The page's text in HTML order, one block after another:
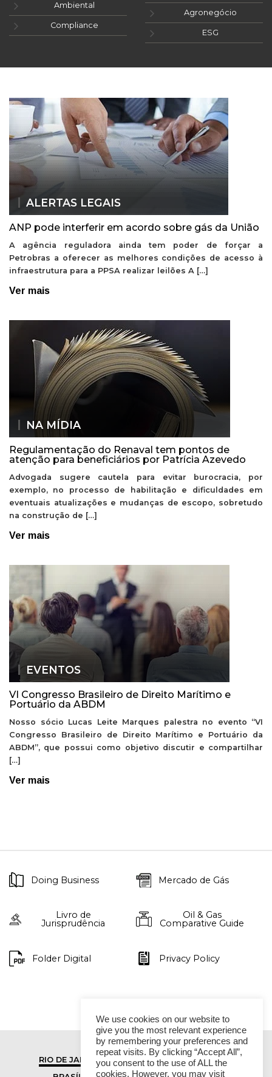
Ambiental
Compliance
Agronegócio
ESG
ALERTAS LEGAIS
ANP pode interferir em acordo sobre gás da União
A agência reguladora ainda tem poder de forçar a
Petrobras a oferecer as melhores condições de acesso à
infraestrutura para a PPSA realizar leilões A […]
Ver mais
NA MÍDIA
Regulamentação do Renaval tem pontos de
atenção para beneficiários por Patrícia Azevedo
Advogada sugere cautela para evitar burocracia, por
exemplo, no processo de habilitação e dificuldades em
eventuais atualizações e mudanças de escopo, sobretudo
na construção de […]
Ver mais
EVENTOS
VI Congresso Brasileiro de Direito Marítimo e
Portuário da ABDM
Nosso sócio Lucas Leite Marques palestra no evento “VI
Congresso Brasileiro de Direito Marítimo e Portuário da
ABDM”, que possui como objetivo discutir e compartilhar
[…]
Ver mais
Doing Business Mercado de Gás
Livro de
Jurisprudência
Oil & Gas
Comparative Guide
Folder Digital Privacy Policy
RIO DE JANEIRO
SÃO PAULO
We use cookies on our website to
give you the most relevant experience
by remembering your preferences and
repeat visits. By clicking “Accept All”,
you consent to the use of ALL the
cookies. However, you may visit